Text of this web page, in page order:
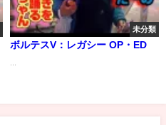
未分類
ボルテスV：レガシー OP・ED